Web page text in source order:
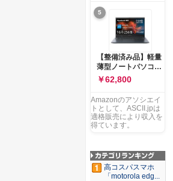
ンチ AMD Ryzen 7
170 メモリ16GB
SSD 512GB
Microsoft 365
Personal (24か月版)
搭載 Windows 11 重
量1.7kg Wi-Fi 6E ク
ワイエットブルー
M1502NAQ-
5
【整備済み品】軽量
薄型ノートパソコン
dynabook G83 ■
13.3型
FHD(1920x1080) -
高性能第11世代Core
i5-1135G7 - メモリ
16GB - SSD 256GB
USB Type-C - MS
Office 2021 - Win11
搭載
￥62,800
Amazonのアソシエイ
トとして、ASCII.jpは
適格販売により収入を
得ています。
高コスパスマホ
「motorola edg...